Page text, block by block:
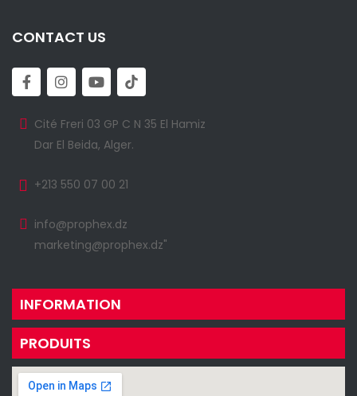
CONTACT US
Cité Freri 03 GP C N 35 El Hamiz
Dar El Beida, Alger.
+213 550 07 00 21
info@prophex.dz
marketing@prophex.dz"
INFORMATION
PRODUITS